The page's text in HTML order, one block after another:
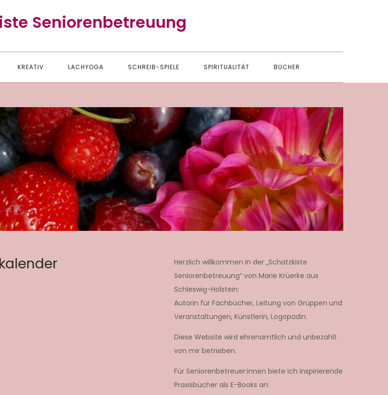
Seniorenbetreuung
KREATIV LACHYOGA SCHREIB-SPIELE SPIRITUALITÄT BÜCHER
Herzlich willkommen in der „Schatzkiste
Seniorenbetreuung“ von Marie Krüerke aus
Schleswig-Holstein:
Autorin für Fachbücher, Leitung von Gruppen und
Veranstaltungen, Künstlerin, Logopädin.
Diese Website wird ehrenamtlich und unbezahlt
von mir betrieben.
Für Seniorenbetreuer:innen biete ich inspirierende
Praxisbücher als E-Books an: